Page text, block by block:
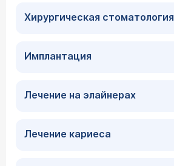
Хирургическая стоматология
Имплантация
Лечение на элайнерах
Лечение кариеса